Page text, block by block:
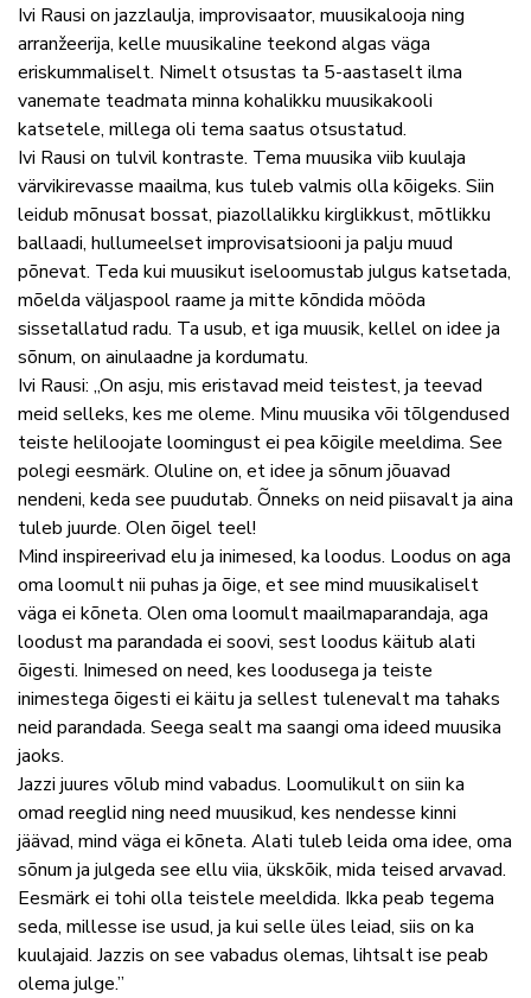
Ivi Rausi on jazzlaulja, improvisaator, muusikalooja ning
arranžeerija, kelle muusikaline teekond algas väga
eriskummaliselt. Nimelt otsustas ta 5-aastaselt ilma
vanemate teadmata minna kohalikku muusikakooli
katsetele, millega oli tema saatus otsustatud.
Ivi Rausi on tulvil kontraste. Tema muusika viib kuulaja
värvikirevasse maailma, kus tuleb valmis olla kõigeks. Siin
leidub mõnusat bossat, piazollalikku kirglikkust, mõtlikku
ballaadi, hullumeelset improvisatsiooni ja palju muud
põnevat. Teda kui muusikut iseloomustab julgus katsetada,
mõelda väljaspool raame ja mitte kõndida mööda
sissetallatud radu. Ta usub, et iga muusik, kellel on idee ja
sõnum, on ainulaadne ja kordumatu.
Ivi Rausi: „On asju, mis eristavad meid teistest, ja teevad
meid selleks, kes me oleme. Minu muusika või tõlgendused
teiste heliloojate loomingust ei pea kõigile meeldima. See
polegi eesmärk. Oluline on, et idee ja sõnum jõuavad
nendeni, keda see puudutab. Õnneks on neid piisavalt ja aina
tuleb juurde. Olen õigel teel!
Mind inspireerivad elu ja inimesed, ka loodus. Loodus on aga
oma loomult nii puhas ja õige, et see mind muusikaliselt
väga ei kõneta. Olen oma loomult maailmaparandaja, aga
loodust ma parandada ei soovi, sest loodus käitub alati
õigesti. Inimesed on need, kes loodusega ja teiste
inimestega õigesti ei käitu ja sellest tulenevalt ma tahaks
neid parandada. Seega sealt ma saangi oma ideed muusika
jaoks.
Jazzi juures võlub mind vabadus. Loomulikult on siin ka
omad reeglid ning need muusikud, kes nendesse kinni
jäävad, mind väga ei kõneta. Alati tuleb leida oma idee, oma
sõnum ja julgeda see ellu viia, ükskõik, mida teised arvavad.
Eesmärk ei tohi olla teistele meeldida. Ikka peab tegema
seda, millesse ise usud, ja kui selle üles leiad, siis on ka
kuulajaid. Jazzis on see vabadus olemas, lihtsalt ise peab
olema julge.”